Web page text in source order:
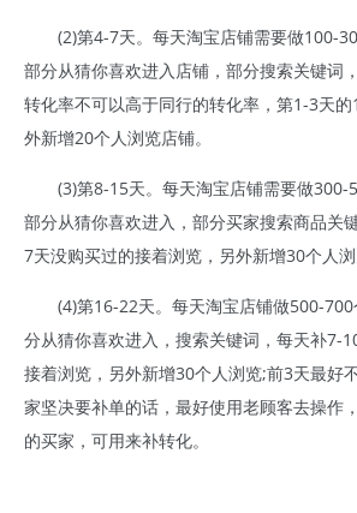
(2)第4-7天。每天淘宝店铺需要做100-
部分从猜你喜欢进入店铺，部分搜索关键词
转化率不可以高于同行的转化率，第1-3天
外新增20个人浏览店铺。
(3)第8-15天。每天淘宝店铺需要做300-
部分从猜你喜欢进入，部分买家搜索商品关
7天没购买过的接着浏览，另外新增30个人浏
(4)第16-22天。每天淘宝店铺做500-
分从猜你喜欢进入，搜索关键词，每天补7-
接着浏览，另外新增30个人浏览;前3天最好
家坚决要补单的话，最好使用老顾客去操作
的买家，可用来补转化。